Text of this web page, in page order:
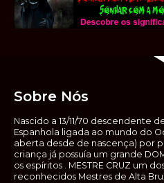
Sobre Nós
Nascido a 13/11/70 descendente
Espanhola ligada ao mundo do
aberta desde de nascença) por
criança já possuía um grande
os espíritos . MESTRE CRUZ um
reconhecidos Mestres de Alta